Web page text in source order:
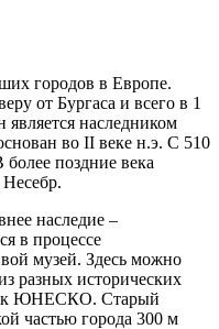
городов в Европе.
от Бургаса и всего в 1
наследником
во II веке н.э. С 510
поздние века
наследие –
в процессе
музей. Здесь можно
разных исторических
ЮНЕСКО. Старый
частью города 300 м